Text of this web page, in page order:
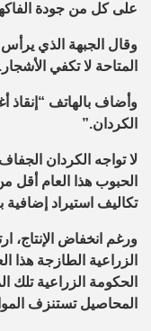
على كل من جودة
وقال الجبهة الذي يرأس
المتاحة لا تكفي
وأضاف بالهاتف
الكردان.”
لا تواجه الكردان
تكاليف استيراد إضافية
ورغم انخفاض
الزراعية الطازجة هذا
الحكومة الزراعية تلك
المحاصيل تستنزف